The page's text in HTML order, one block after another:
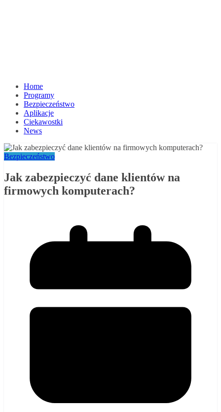
Home
Programy
Bezpieczeństwo
Aplikacje
Ciekawostki
News
Bezpieczeństwo
Jak zabezpieczyć dane klientów na
firmowych komputerach?